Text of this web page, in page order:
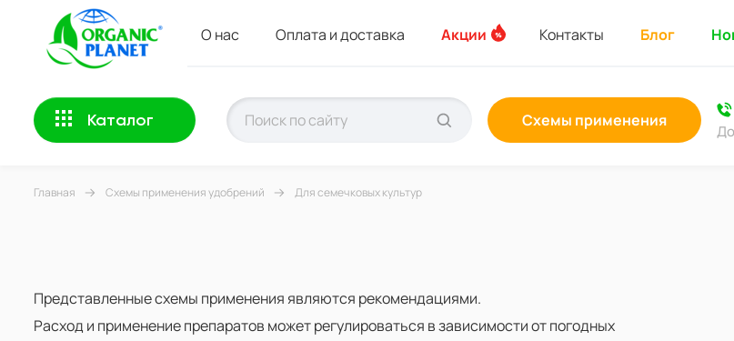
О нас Оплата и доставка Акции Контакты Блог
Каталог Схемы применения
Главная Схемы применения удобрений Для семечковых культур
Представленные схемы применения являются рекомендациями.
Расход и применение препаратов может регулироваться в зависимости от погодных